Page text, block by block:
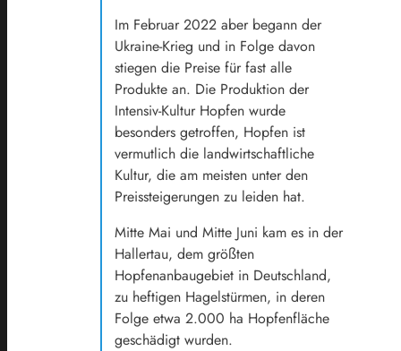
Im Februar 2022 aber begann der
Ukraine-Krieg und in Folge davon
stiegen die Preise für fast alle
Produkte an. Die Produktion der
Intensiv-Kultur Hopfen wurde
besonders getroffen, Hopfen ist
vermutlich die landwirtschaftliche
Kultur, die am meisten unter den
Preissteigerungen zu leiden hat.
Mitte Mai und Mitte Juni kam es in der
Hallertau, dem größten
Hopfenanbaugebiet in Deutschland,
zu heftigen Hagelstürmen, in deren
Folge etwa 2.000 ha Hopfenfläche
geschädigt wurden.